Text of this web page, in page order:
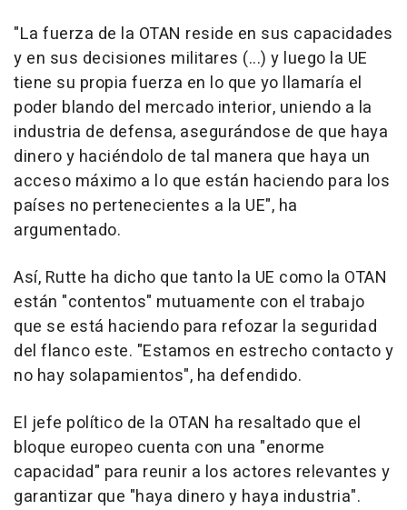
"La fuerza de la OTAN reside en sus capacidades
y en sus decisiones militares (...) y luego la UE
tiene su propia fuerza en lo que yo llamaría el
poder blando del mercado interior, uniendo a la
industria de defensa, asegurándose de que haya
dinero y haciéndolo de tal manera que haya un
acceso máximo a lo que están haciendo para los
países no pertenecientes a la UE", ha
argumentado.
Así, Rutte ha dicho que tanto la UE como la OTAN
están "contentos" mutuamente con el trabajo
que se está haciendo para refozar la seguridad
del flanco este. "Estamos en estrecho contacto y
no hay solapamientos", ha defendido.
El jefe político de la OTAN ha resaltado que el
bloque europeo cuenta con una "enorme
capacidad" para reunir a los actores relevantes y
garantizar que "haya dinero y haya industria".